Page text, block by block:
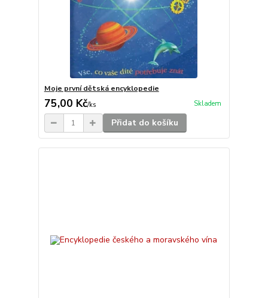
Moje první dětská encyklopedie
75,00 Kč/ks Skladem
Přidat do košíku